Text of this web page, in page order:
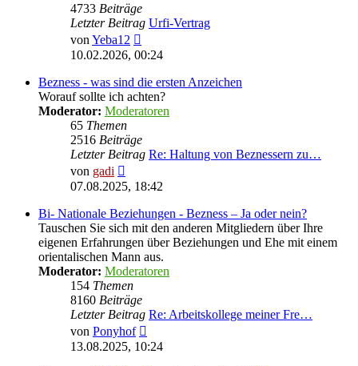
4733 Beiträge
Letzter Beitrag Urfi-Vertrag
von Yeba12
Beitrag
10.02.2026, 00:24
Bezness - was sind die ersten Anzeichen
Worauf sollte ich achten?
Moderator: Moderatoren
65 Themen
2516 Beiträge
Letzter Beitrag Re: Haltung von Beznessern zu…
von gadi
Beitrag
07.08.2025, 18:42
Bi- Nationale Beziehungen - Bezness – Ja oder nein?
Tauschen Sie sich mit den anderen Mitgliedern über Ihre
eigenen Erfahrungen über Beziehungen und Ehe mit einem
orientalischen Mann aus.
Moderator: Moderatoren
154 Themen
8160 Beiträge
Letzter Beitrag Re: Arbeitskollege meiner Fre…
von Ponyhof
Beitrag
13.08.2025, 10:24